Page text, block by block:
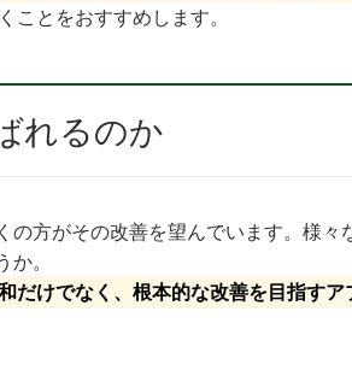
ことをおすすめします。
れるのか
方がその改善を望んでいます。様々
。
だけでなく、根本的な改善を目指すア